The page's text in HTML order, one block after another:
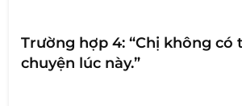
Trường hợp 4: “Chị không có
chuyện lúc này.”